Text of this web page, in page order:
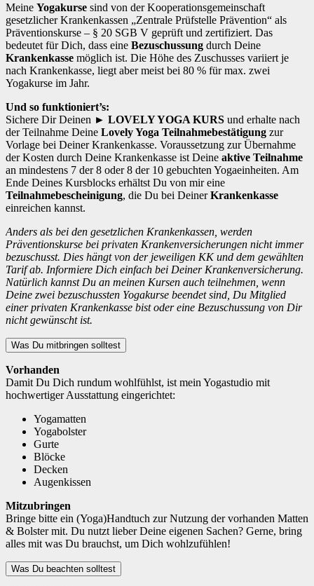
Meine Yogakurse sind von der Kooperationsgemeinschaft
gesetzlicher Krankenkassen „Zentrale Prüfstelle Prävention“ als
Präventionskurse – § 20 SGB V geprüft und zertifiziert. Das
bedeutet für Dich, dass eine Bezuschussung durch Deine
Krankenkasse möglich ist. Die Höhe des Zuschusses variiert je
nach Krankenkasse, liegt aber meist bei 80 % für max. zwei
Yogakurse im Jahr.
Und so funktioniert’s:
Sichere Dir Deinen ► LOVELY YOGA KURS und erhalte nach
der Teilnahme Deine Lovely Yoga Teilnahmebestätigung zur
Vorlage bei Deiner Krankenkasse. Voraussetzung zur Übernahme
der Kosten durch Deine Krankenkasse ist Deine aktive Teilnahme
an mindestens 7 der 8 oder 8 der 10 gebuchten Yogaeinheiten. Am
Ende Deines Kursblocks erhältst Du von mir eine
Teilnahmebescheinigung, die Du bei DeinerKrankenkasse
einreichen kannst.
Anders als bei den gesetzlichen Krankenkassen, werden
Präventionskurse bei privaten Krankenversicherungen nicht immer
bezuschusst. Dies hängt von der jeweiligen KK und dem gewählten
Tarif ab. Informiere Dich einfach bei Deiner Krankenversicherung.
Natürlich kannst Du an meinen Kursen auch teilnehmen, wenn
Deine zwei bezuschussten Yogakurse beendet sind, Du Mitglied
einer privaten Krankenkasse bist oder eine Bezuschussung von Dir
nicht gewünscht ist.
Was Du mitbringen solltest
Vorhanden
Damit Du Dich rundum wohlfühlst, ist mein Yogastudio mit
hochwertiger Ausstattung eingerichtet:
Yogamatten
Yogabolster
Gurte
Blöcke
Decken
Augenkissen
Mitzubringen
Bringe bitte ein (Yoga)Handtuch zur Nutzung der vorhanden Matten
& Bolster mit. Du nutzt lieber Deine eigenen Sachen? Gerne, bring
alles mit was Du brauchst, um Dich wohlzufühlen!
Was Du beachten solltest